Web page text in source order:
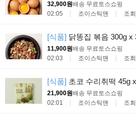
32,900원배송 무료토스쇼핑
02:05
조이스틱맨 조
[식품] 닭똥집 볶음 300g x
11,900원배송 무료토스쇼핑
02:03
조이스틱맨 조
[식품] 초코 수리취떡 45g
21,900원배송 무료토스쇼핑
02:01
조이스틱맨 조